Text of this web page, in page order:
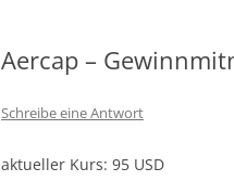
Aercap –
Schreibe eine Antwort
aktueller Kurs: 95 USD